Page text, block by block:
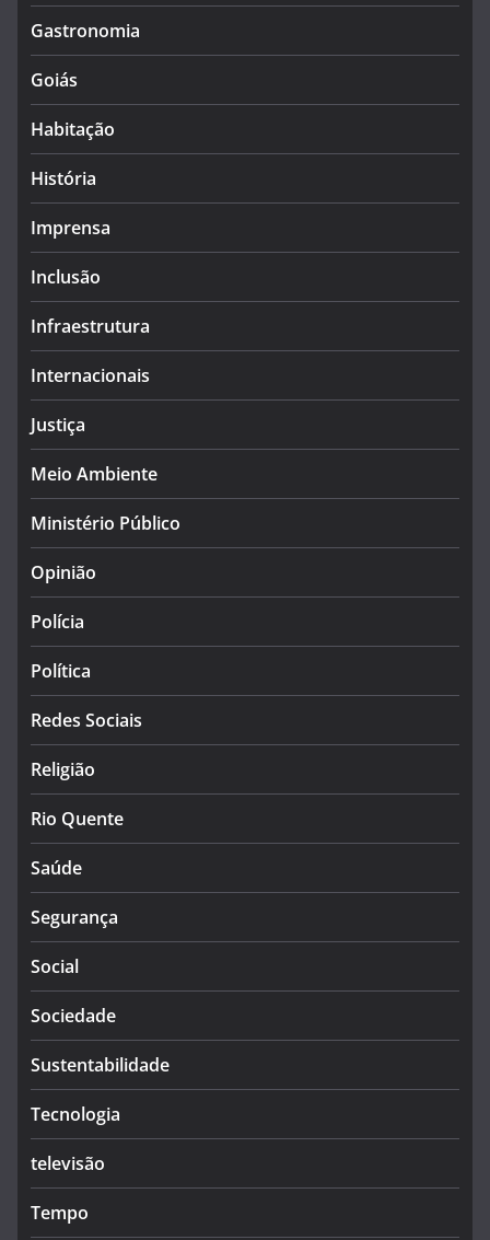
Gastronomia
Goiás
Habitação
História
Imprensa
Inclusão
Infraestrutura
Internacionais
Justiça
Meio Ambiente
Ministério Público
Opinião
Polícia
Política
Redes Sociais
Religião
Rio Quente
Saúde
Segurança
Social
Sociedade
Sustentabilidade
Tecnologia
televisão
Tempo